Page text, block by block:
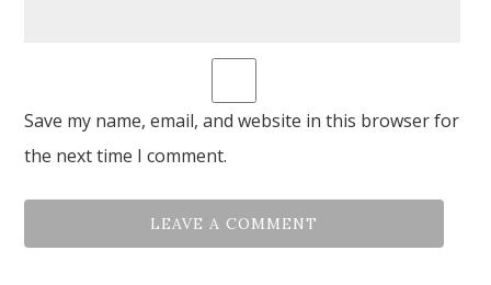
Save my name, email, and website in this browser for
the next time I comment.